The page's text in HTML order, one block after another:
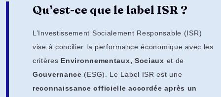
Qu’est-ce que le label ISR ?
L’Investissement Socialement Responsable (ISR)
vise à concilier la performance économique avec les
critères Environnementaux, Sociaux et de
Gouvernance (ESG). Le Label ISR est une
reconnaissance officielle accordée après un